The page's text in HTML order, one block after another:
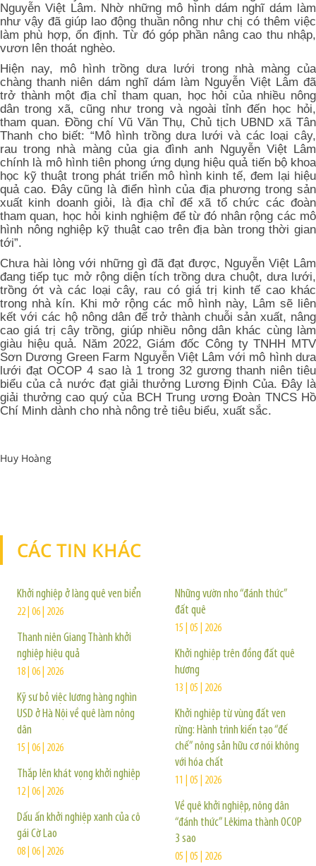
Nguyễn Việt Lâm. Nhờ những mô hình dám nghĩ dám làm
như vậy đã giúp lao động thuần nông như chị có thêm việc
làm phù hợp, ổn định. Từ đó góp phần nâng cao thu nhập,
vươn lên thoát nghèo.
Hiện nay, mô hình trồng dưa lưới trong nhà màng của
chàng thanh niên dám nghĩ dám làm Nguyễn Việt Lâm đã
trở thành một địa chỉ tham quan, học hỏi của nhiều nông
dân trong xã, cũng như trong và ngoài tỉnh đến học hỏi,
tham quan. Đồng chí Vũ Văn Thụ, Chủ tịch UBND xã Tân
Thanh cho biết: “Mô hình trồng dưa lưới và các loại cây,
rau trong nhà màng của gia đình anh Nguyễn Việt Lâm
chính là mô hình tiên phong ứng dụng hiệu quả tiến bộ khoa
học kỹ thuật trong phát triển mô hình kinh tế, đem lại hiệu
quả cao. Đây cũng là điển hình của địa phương trong sản
xuất kinh doanh giỏi, là địa chỉ để xã tổ chức các đoàn
tham quan, học hỏi kinh nghiệm để từ đó nhân rộng các mô
hình nông nghiệp kỹ thuật cao trên địa bàn trong thời gian
tới”.
Chưa hài lòng với những gì đã đạt được, Nguyễn Việt Lâm
đang tiếp tục mở rộng diện tích trồng dưa chuột, dưa lưới,
trồng ớt và các loại cây, rau có giá trị kinh tế cao khác
trong nhà kín. Khi mở rộng các mô hình này, Lâm sẽ liên
kết với các hộ nông dân để trở thành chuỗi sản xuất, nâng
cao giá trị cây trồng, giúp nhiều nông dân khác cùng làm
giàu hiệu quả. Năm 2022, Giám đốc Công ty TNHH MTV
Sơn Dương Green Farm Nguyễn Việt Lâm với mô hình dưa
lưới đạt OCOP 4 sao là 1 trong 32 gương thanh niên tiêu
biểu của cả nước đạt giải thưởng Lương Định Của. Đây là
giải thưởng cao quý của BCH Trung ương Đoàn TNCS Hồ
Chí Minh dành cho nhà nông trẻ tiêu biểu, xuất sắc.
Huy Hoàng
CÁC TIN KHÁC
Khởi nghiệp ở làng quê ven biển
22 | 06 | 2026
Thanh niên Giang Thành khởi
nghiệp hiệu quả
18 | 06 | 2026
Kỹ sư bỏ việc lương hàng nghìn
USD ở Hà Nội về quê làm nông
dân
15 | 06 | 2026
Thắp lên khát vọng khởi nghiệp
12 | 06 | 2026
Dấu ấn khởi nghiệp xanh của cô
gái Cờ Lao
08 | 06 | 2026
Những vườn nho “đánh thức”
đất quê
15 | 05 | 2026
Khởi nghiệp trên đồng đất quê
hương
13 | 05 | 2026
Khởi nghiệp từ vùng đất ven
rừng: Hành trình kiến tạo “đế
chế” nông sản hữu cơ nói không
với hóa chất
11 | 05 | 2026
Về quê khởi nghiệp, nông dân
“đánh thức” Lêkima thành OCOP
3 sao
05 | 05 | 2026